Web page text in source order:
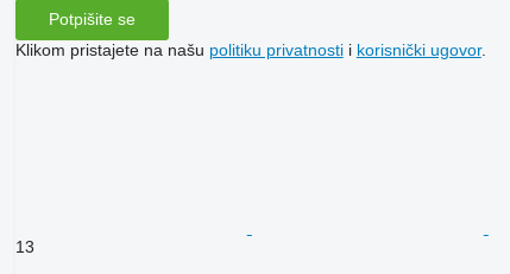
Potpišite se
Klikom pristajete na našu politiku privatnostii korisnički ugovor.
13